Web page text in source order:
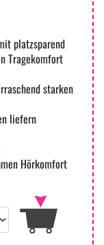
platzsparend
Tragekomfort
starken
liefern
Hörkomfort